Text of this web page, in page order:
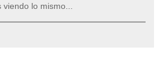
lo mismo...